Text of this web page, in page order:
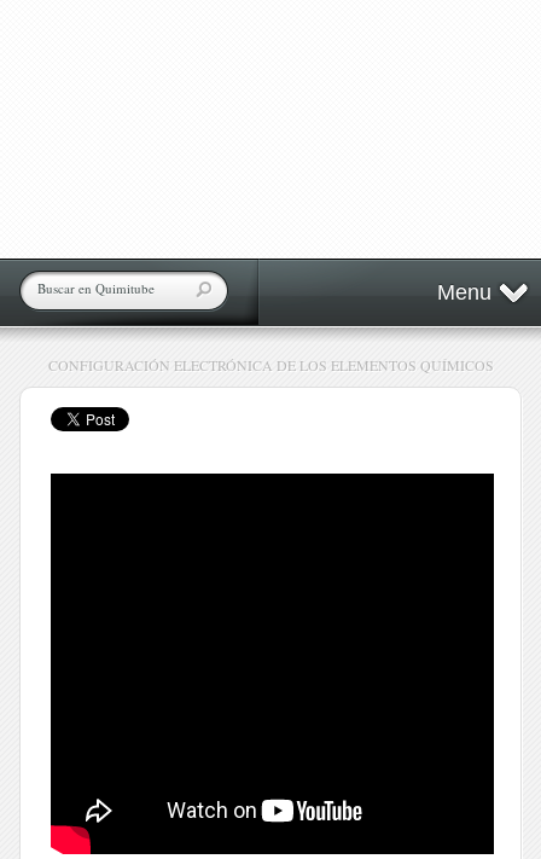
Menu
CONFIGURACIÓN ELECTRÓNICA DE LOS ELEMENTOS QUÍMICOS